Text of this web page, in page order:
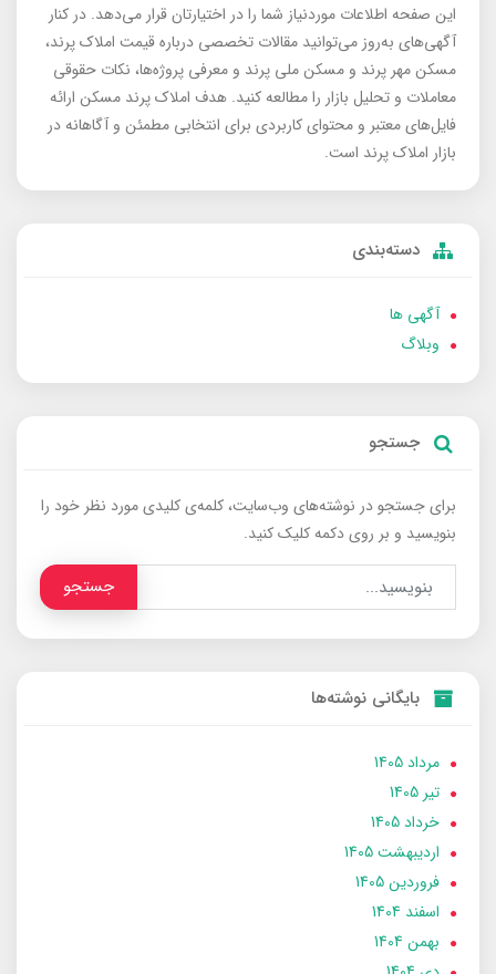
این صفحه اطلاعات موردنیاز شما را در اختیارتان قرار می‌دهد. در کنار
آگهی‌های به‌روز می‌توانید مقالات تخصصی درباره قیمت املاک پرند،
مسکن مهر پرند و مسکن ملی پرند و معرفی پروژه‌ها، نکات حقوقی
معاملات و تحلیل بازار را مطالعه کنید. هدف املاک پرند مسکن ارائه
فایل‌های معتبر و محتوای کاربردی برای انتخابی مطمئن و آگاهانه در
بازار املاک پرند است.
دسته‌بندی
آگهی ها
وبلاگ
جستجو
برای جستجو در نوشته‌های وب‌سایت، کلمه‌ی کلیدی مورد نظر خود را
بنویسید و بر روی دکمه کلیک کنید.
جستجو
بایگانی نوشته‌ها
مرداد 1405
تير 1405
خرداد 1405
ارديبهشت 1405
فروردین 1405
اسفند 1404
بهمن 1404